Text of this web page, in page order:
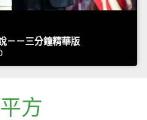
－－三分鐘精華版
方